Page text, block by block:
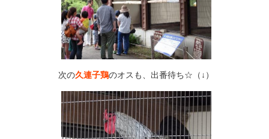
次の久連子鶏のオスも、出番待ち☆（↓）